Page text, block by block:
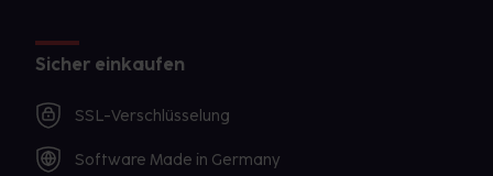
Sicher einkaufen
SSL-Verschlüsselung
Software Made in Germany